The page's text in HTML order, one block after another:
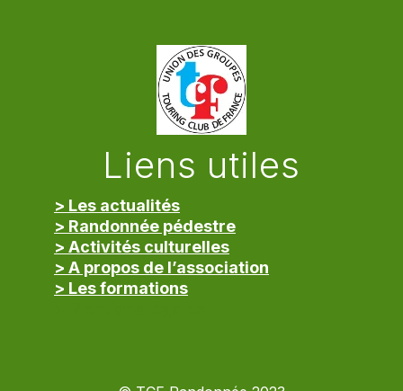
Liens utiles
> Les actualités
> Randonnée pédestre
> Activités culturelles
> A propos de l’association
> Les formations